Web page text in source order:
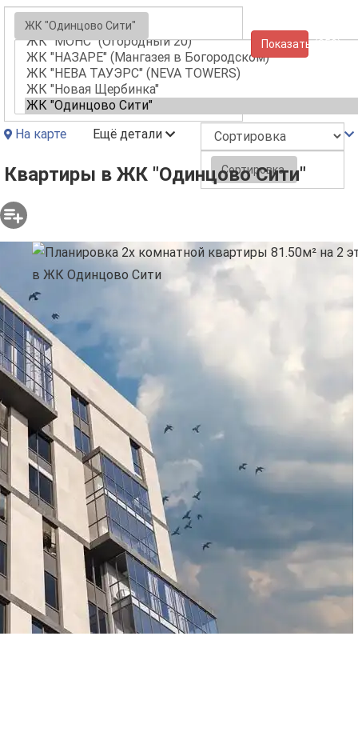
ЖК "Одинцово Сити"
Показать (358)
На карте Ещё детали
Сортировка
Квартиры в ЖК "Одинцово Сити"